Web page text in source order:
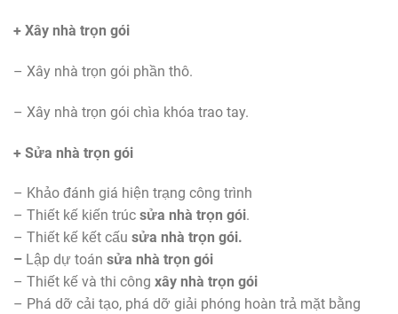
+ Xây nhà trọn gói
– Xây nhà trọn gói phần thô.
– Xây nhà trọn gói chìa khóa trao tay.
+ Sửa nhà trọn gói
– Khảo đánh giá hiện trạng công trình
– Thiết kế kiến trúc sửa nhà trọn gói.
– Thiết kế kết cấu sửa nhà trọn gói.
– Lập dự toán sửa nhà trọn gói
– Thiết kế và thi công xây nhà trọn gói
– Phá dỡ cải tạo, phá dỡ giải phóng hoàn trả mặt bằng